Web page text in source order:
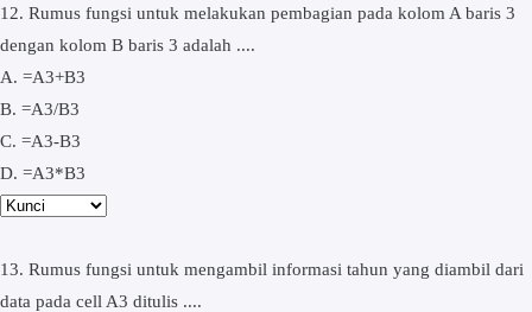
12. Rumus fungsi untuk melakukan pembagian pada kolom A baris 3
dengan kolom B baris 3 adalah ....
A. =A3+B3
B. =A3/B3
C. =A3-B3
D. =A3*B3
13. Rumus fungsi untuk mengambil informasi tahun yang diambil dari
data pada cell A3 ditulis ....